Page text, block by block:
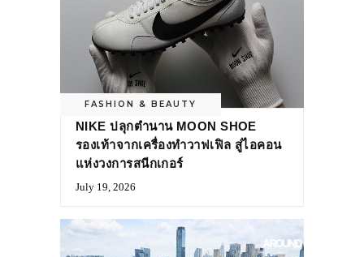
FASHION & BEAUTY
NIKE ปลุกตำนาน MOON SHOE
รองเท้าจากเครื่องทำวาฟเฟิล สู่ไอคอน
แห่งวงการสนีกเกอร์
July 19, 2026